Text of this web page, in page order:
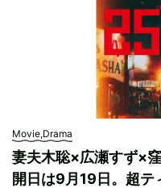
Movie,Drama
妻夫木聡×広瀬すず×
開日は9月19日。超テ